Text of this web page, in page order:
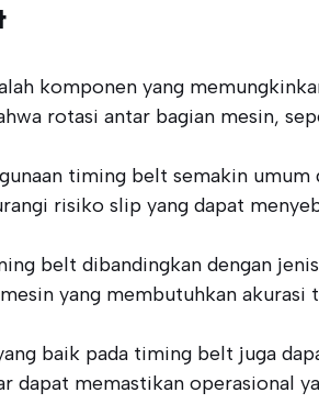
komponen yang
rotasi antar bagian mesin,
timing belt semakin
risiko slip yang dapat
belt dibandingkan dengan
yang membutuhkan
baik pada timing belt juga
dapat memastikan operasional